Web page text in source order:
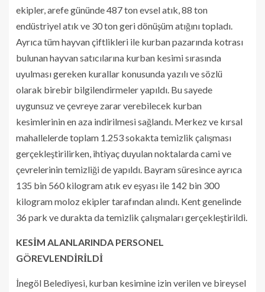
ekipler, arefe gününde 487 ton evsel atık, 88 ton
endüstriyel atık ve 30 ton geri dönüşüm atığını topladı.
Ayrıca tüm hayvan çiftlikleri ile kurban pazarında kotrası
bulunan hayvan satıcılarına kurban kesimi sırasında
uyulması gereken kurallar konusunda yazılı ve sözlü
olarak birebir bilgilendirmeler yapıldı. Bu sayede
uygunsuz ve çevreye zarar verebilecek kurban
kesimlerinin en aza indirilmesi sağlandı. Merkez ve kırsal
mahallelerde toplam 1.253 sokakta temizlik çalışması
gerçekleştirilirken, ihtiyaç duyulan noktalarda cami ve
çevrelerinin temizliği de yapıldı. Bayram süresince ayrıca
135 bin 560 kilogram atık ev eşyası ile 142 bin 300
kilogram moloz ekipler tarafından alındı. Kent genelinde
36 park ve durakta da temizlik çalışmaları gerçekleştirildi.
KESİM ALANLARINDA PERSONEL
GÖREVLENDİRİLDİ
İnegöl Belediyesi, kurban kesimine izin verilen ve bireysel